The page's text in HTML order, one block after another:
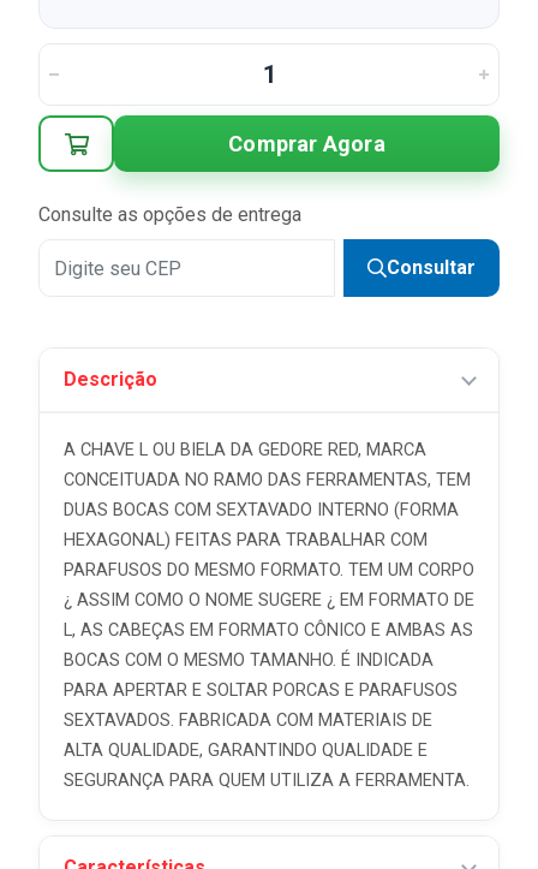
Comprar Agora
Consulte as opções de entrega
Consultar
Descrição
A CHAVE L OU BIELA DA GEDORE RED, MARCA
CONCEITUADA NO RAMO DAS FERRAMENTAS, TEM
DUAS BOCAS COM SEXTAVADO INTERNO (FORMA
HEXAGONAL) FEITAS PARA TRABALHAR COM
PARAFUSOS DO MESMO FORMATO. TEM UM CORPO
¿ ASSIM COMO O NOME SUGERE ¿ EM FORMATO DE
L, AS CABEÇAS EM FORMATO CÔNICO E AMBAS AS
BOCAS COM O MESMO TAMANHO. É INDICADA
PARA APERTAR E SOLTAR PORCAS E PARAFUSOS
SEXTAVADOS. FABRICADA COM MATERIAIS DE
ALTA QUALIDADE, GARANTINDO QUALIDADE E
SEGURANÇA PARA QUEM UTILIZA A FERRAMENTA.